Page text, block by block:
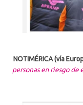
NOTIMÉRICA (vía
personas en riesgo